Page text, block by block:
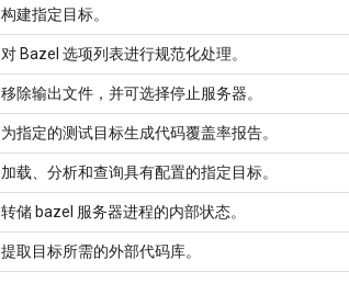
构建指定目标。
对 Bazel 选项列表进行规范化处理。
移除输出文件，并可选择停止服务器。
为指定的测试目标生成代码覆盖率报告。
加载、分析和查询具有配置的指定目标。
转储 bazel 服务器进程的内部状态。
提取目标所需的外部代码库。